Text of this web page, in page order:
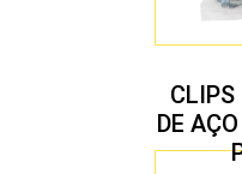
CLIPS
DE